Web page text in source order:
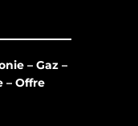
– Gaz –
– Offre